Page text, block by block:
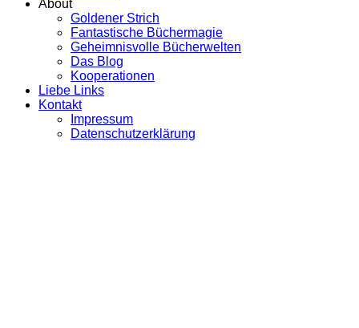
About
Goldener Strich
Fantastische Büchermagie
Geheimnisvolle Bücherwelten
Das Blog
Kooperationen
Liebe Links
Kontakt
Impressum
Datenschutzerklärung